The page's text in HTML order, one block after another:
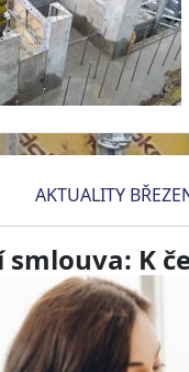
AKTUALITY
smlouva: K